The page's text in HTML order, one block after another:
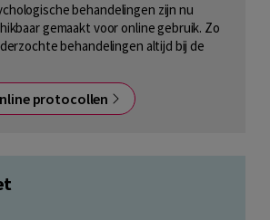
behandelingen zijn nu
gemaakt voor online gebruik. Zo
behandelingen altijd bij de
protocollen